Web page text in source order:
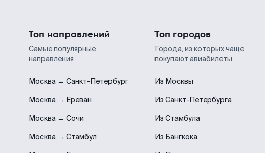
Топ направлений
Самые популярные
направления
Москва → Санкт-Петербург
Москва → Ереван
Москва → Сочи
Москва → Стамбул
Топ городов
Города, из которых чаще
покупают авиабилеты
Из Москвы
Из Санкт-Петербурга
Из Стамбула
Из Бангкока